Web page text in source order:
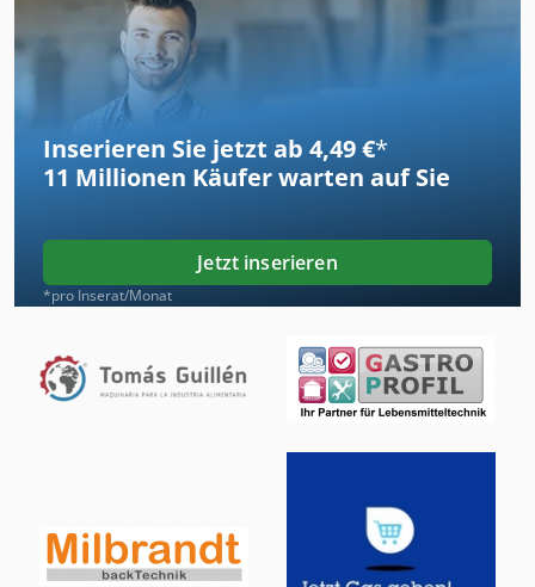
Inserieren Sie jetzt ab 4,49 €*
11 Millionen Käufer warten auf Sie
Jetzt inserieren
*pro Inserat/Monat